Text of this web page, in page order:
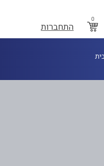
0
התחברות